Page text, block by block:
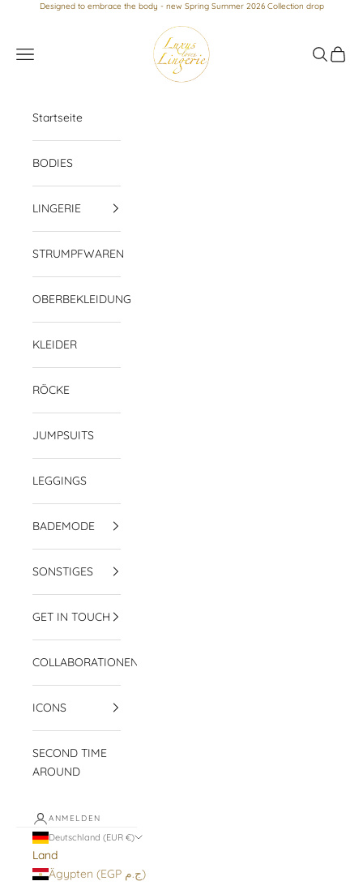
Zum Inhalt springen
Designed to embrace the body - new Spring Summer 2026 Collection drop
Luxus loves Lingerie
Menü
Suchen
Startseite
BODIES
LINGERIE
STRUMPFWAREN
OBERBEKLEIDUNG
KLEIDER
RÖCKE
JUMPSUITS
LEGGINGS
BADEMODE
SONSTIGES
GET IN TOUCH
COLLABORATIONEN
ICONS
SECOND TIME
AROUND
ANMELDEN
Deutschland (EUR €)
Land
Ägypten (EGP ج.م)